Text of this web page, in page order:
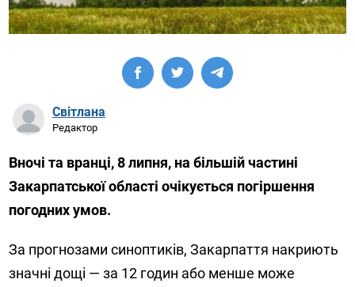
Світлана
Редактор
Вночі та вранці, 8 липня, на більшій частині
Закарпатської області очікується погіршення
погодних умов.
За прогнозами синоптиків, Закарпаття накриють
значні дощі — за 12 годин або менше може